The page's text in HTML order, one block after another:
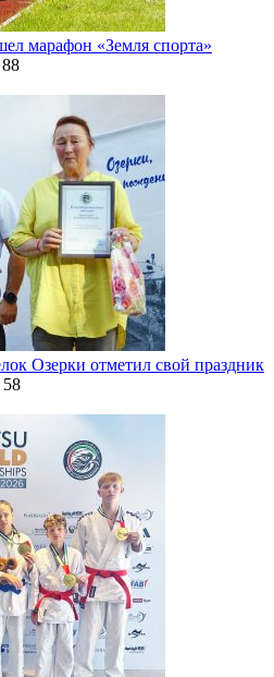
марафон «Земля спорта»
88
Озерки отметил свой праздник
58